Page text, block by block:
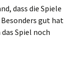
dass die Spiele
gut hat
Spiel noch